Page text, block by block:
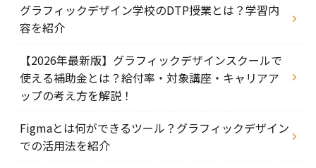
グラフィックデザイン学校のDTP授業とは？学習内
容を紹介
【2026年最新版】グラフィックデザインスクールで
使える補助金とは？給付率・対象講座・キャリアア
ップの考え方を解説！
Figmaとは何ができるツール？グラフィックデザイン
での活用法を紹介